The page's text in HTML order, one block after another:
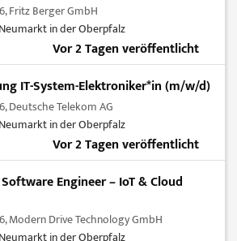
Fritz Berger GmbH
in der Oberpfalz
Vor 2 Tagen veröffentlicht
IT-System-Elektroniker*in (m/w/d)
Deutsche Telekom AG
in der Oberpfalz
Vor 2 Tagen veröffentlicht
Engineer – IoT & Cloud
Modern Drive Technology GmbH